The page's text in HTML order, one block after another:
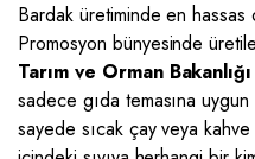
Bardak üretiminde en
Promosyon bünyesinde
Tarım ve Orman
sadece gıda temasına
sayede sıcak çay veya kahve